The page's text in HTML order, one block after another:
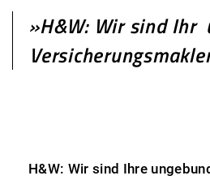
»H&W: Wir sind Ihre
H&W: Wir sind Ihre
Vorsorge
Gesundheitsschutz
Sachversicherung